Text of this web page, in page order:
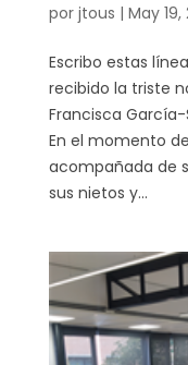
por jtous | May 19,
Escribo estas
recibido la triste
Francisca
En el momento
acompañada de
sus nietos y...